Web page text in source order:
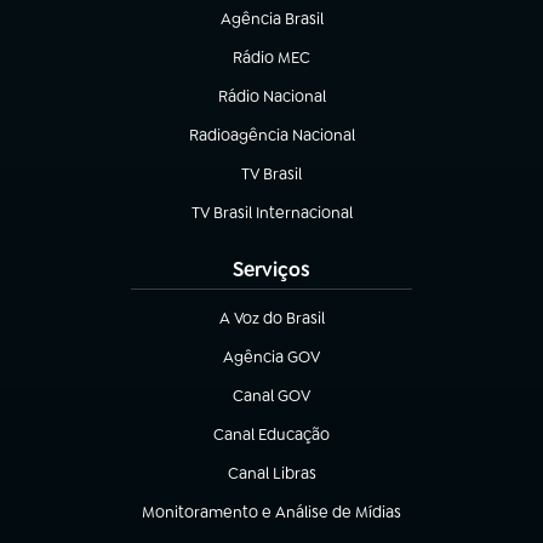
Agência Brasil
(abre em nova aba)
Rádio MEC
(abre em nova aba)
Rádio Nacional
Radioagência Nacional
(abre em nova aba)
TV Brasil
(abre em nova aba)
TV Brasil Internacional
(abre em nova aba)
Serviços
A Voz do Brasil
(abre em nova aba)
Agência GOV
(abre em nova aba)
Canal GOV
(abre em nova aba)
Canal Educação
(abre em nova aba)
Canal Libras
(abre em nova aba)
Monitoramento e Análise de Mídias
(abre em nova aba)